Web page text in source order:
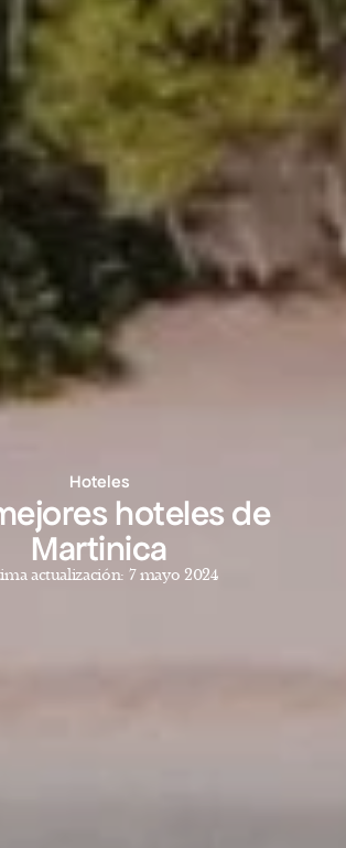
Hoteles
hoteles de
Martinica
actualización: 7 mayo 2024